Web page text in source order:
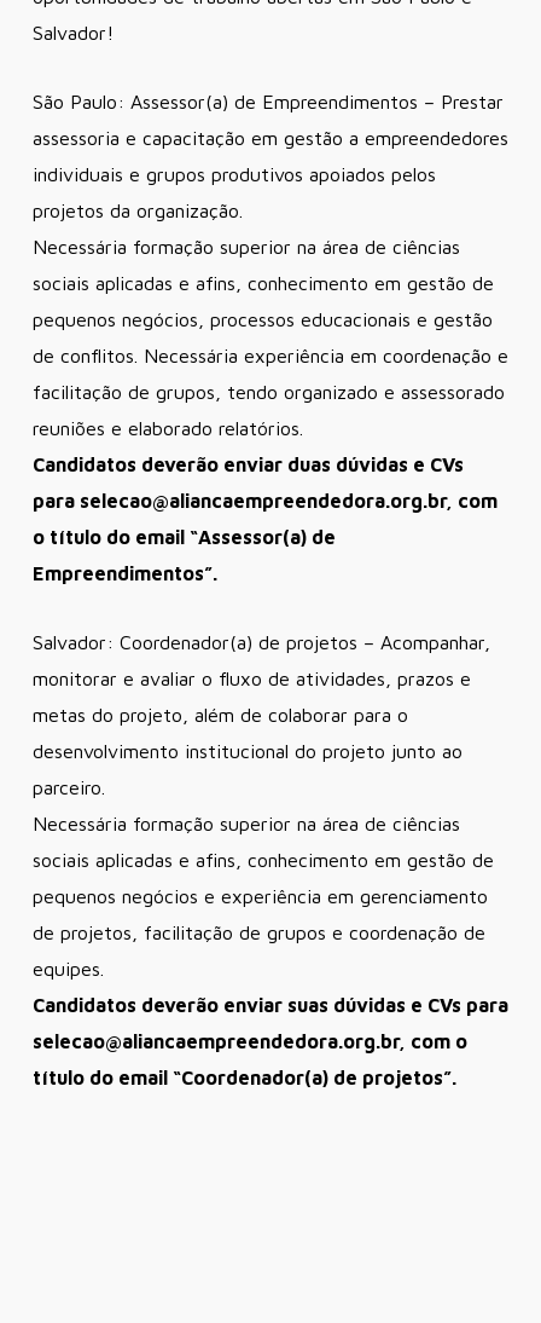
Salvador!
São Paulo: Assessor(a) de Empreendimentos – Prestar
assessoria e capacitação em gestão a empreendedores
individuais e grupos produtivos apoiados pelos
projetos da organização.
Necessária formação superior na área de ciências
sociais aplicadas e afins, conhecimento em gestão de
pequenos negócios, processos educacionais e gestão
de conflitos. Necessária experiência em coordenação e
facilitação de grupos, tendo organizado e assessorado
reuniões e elaborado relatórios.
Candidatos deverão enviar duas dúvidas e CVs
para selecao@aliancaempreendedora.org.br, com
o título do email “Assessor(a) de
Empreendimentos”.
Salvador: Coordenador(a) de projetos – Acompanhar,
monitorar e avaliar o fluxo de atividades, prazos e
metas do projeto, além de colaborar para o
desenvolvimento institucional do projeto junto ao
parceiro.
Necessária formação superior na área de ciências
sociais aplicadas e afins, conhecimento em gestão de
pequenos negócios e experiência em gerenciamento
de projetos, facilitação de grupos e coordenação de
equipes.
Candidatos deverão enviar suas dúvidas e CVs para
selecao@aliancaempreendedora.org.br, com o
título do email “Coordenador(a) de projetos”.